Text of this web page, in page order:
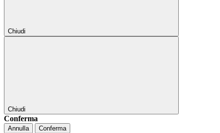
Chiudi
Chiudi
Conferma
Annulla Conferma